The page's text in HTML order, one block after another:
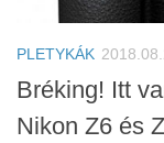
PLETYKÁK
Bréking! Itt
Nikon Z6 és